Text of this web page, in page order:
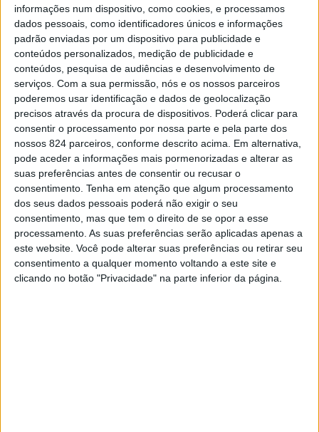
informações num dispositivo, como cookies, e processamos
dados pessoais, como identificadores únicos e informações
padrão enviadas por um dispositivo para publicidade e
conteúdos personalizados, medição de publicidade e
conteúdos, pesquisa de audiências e desenvolvimento de
serviços. Com a sua permissão, nós e os nossos parceiros
poderemos usar identificação e dados de geolocalização
precisos através da procura de dispositivos. Poderá clicar para
consentir o processamento por nossa parte e pela parte dos
nossos 824 parceiros, conforme descrito acima. Em alternativa,
pode aceder a informações mais pormenorizadas e alterar as
suas preferências antes de consentir ou recusar o
consentimento. Tenha em atenção que algum processamento
dos seus dados pessoais poderá não exigir o seu
consentimento, mas que tem o direito de se opor a esse
processamento. As suas preferências serão aplicadas apenas a
este website. Você pode alterar suas preferências ou retirar seu
consentimento a qualquer momento voltando a este site e
clicando no botão "Privacidade" na parte inferior da página.
A GNR deteve na segunda-feira, dia 21, no concelho de
Castelo de Vide, um homem de 53 anos por tráfico de
droga.
Em comunicado, o Comando Territorial de Portalegre
adianta que a detenção ocorreu na sequência de uma
investigação por tráfico de estupefacientes que decorria
há cerca de um ano, tendo os militares efectuado
diligências policiais que culminaram no cumprimento de
três mandados de busca, duas domiciliárias e uma em
veículo.